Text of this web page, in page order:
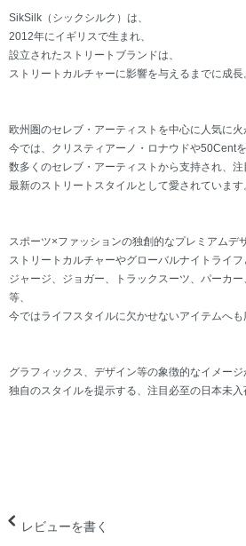
SikSilk（シックシルク）は、
2012年にイギリスで生まれ、
設立されたストリートブランドは、
ストリートカルチャーに影響を与えるまでに成長
欧州圏のセレブ・アーティストを中心に人気に火
今では、クリスティアーノ・ロナウドや50Centを
数多くのセレブ・アーティストから支持され、注
最新のストリートスタイルとして愛されています
スポーツ×ファッションの独創的なプレミアムデ
ストリートカルチャーやグローバルナイトライフ
ジャージ、ジョガー、トラックスーツ、パーカ
等、
今ではライフスタイルに欠かせないアイテムへも
グラフィックス、デザイン等の象徴的なイメージ
独自のスタイルを提示する、注目必至の日本未入
レビューを書く